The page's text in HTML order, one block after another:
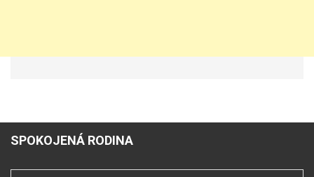
SPOKOJENÁ RODINA